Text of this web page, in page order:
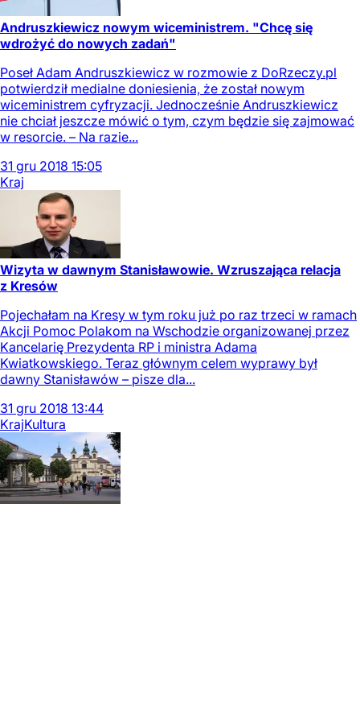
Andruszkiewicz nowym wiceministrem. "Chcę się
wdrożyć do nowych zadań"
Poseł Adam Andruszkiewicz w rozmowie z DoRzeczy.pl
potwierdził medialne doniesienia, że został nowym
wiceministrem cyfryzacji. Jednocześnie Andruszkiewicz
nie chciał jeszcze mówić o tym, czym będzie się zajmować
w resorcie. – Na razie...
31 gru 2018 15:05
Kraj
Wizyta w dawnym Stanisławowie. Wzruszająca relacja
z Kresów
Pojechałam na Kresy w tym roku już po raz trzeci w ramach
Akcji Pomoc Polakom na Wschodzie organizowanej przez
Kancelarię Prezydenta RP i ministra Adama
Kwiatkowskiego. Teraz głównym celem wyprawy był
dawny Stanisławów – pisze dla...
31 gru 2018 13:44
KrajKultura